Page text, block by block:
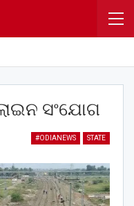
ସଂଯୋଗ
#ODIANEWS STATE